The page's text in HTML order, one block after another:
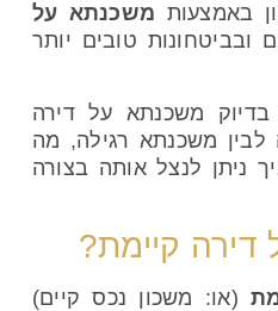
באמצעות משכנתא על
ובביטחונות טובים יותר
משכנתא על דירה
משכנתא רגילה, מה
ניתן לנצל אותה בצורה
קיימת?
(או: משכון נכס קיים)